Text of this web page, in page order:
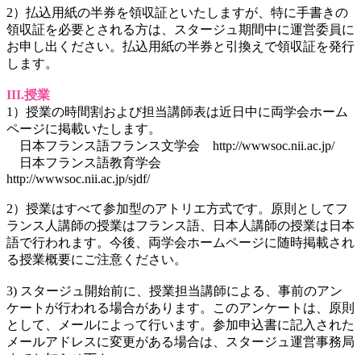
2）払込用紙の半券を領収証といたしますが、特に手書きの
領収証を必要とされる方は、スタージュ期間中に運営委員に
お申し出ください。払込用紙の半券と引換えで領収証を発行
します。
III.授業
1）授業の時間割および担当講師表は近日中に両学会ホーム
ページに掲載いたします。
日本フランス語フランス文学会 http://wwwsoc.nii.ac.jp/
日本フランス語教育学会
http://wwwsoc.nii.ac.jp/sjdf/
2）授業はすべて参加型のアトリエ方式です。原則としてフ
ランス人講師の授業はフランス語、日本人講師の授業は日本
語で行われます。今後、両学会ホームページに随時掲載され
る授業概要にご注意ください。
3) スタージュ開始前に、授業担当講師による、事前のアン
ケートが行われる場合があります。このアンケートは、原則
として、メールによって行います。参加申込書に記入された
メールアドレスに変更がある場合は、スタージュ運営事務局